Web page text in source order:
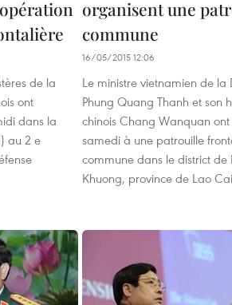
de la
ont
dans la
au 2 e
organisent une
commune
16/05/2015 12:06
Le ministre vietnamien de la
Phung Quang Thanh et son
chinois Chang Wanquan ont
samedi à une patrouille
commune dans le district de
Khuong, province de Lao